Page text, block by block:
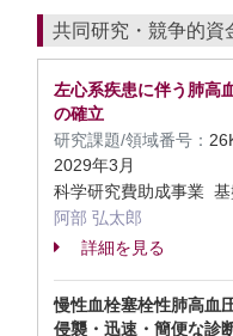
共同研究・競争的資
左心系疾患に伴う肺高
の確立
研究課題/領域番号：
2029年3月
科学研究費助成事業
阿部 弘太郎
詳細を見る
慢性血栓塞栓性肺高血
侵襲・迅速・簡便な診